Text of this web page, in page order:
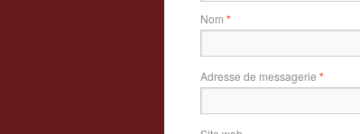
Nom *
Adresse de messagerie *